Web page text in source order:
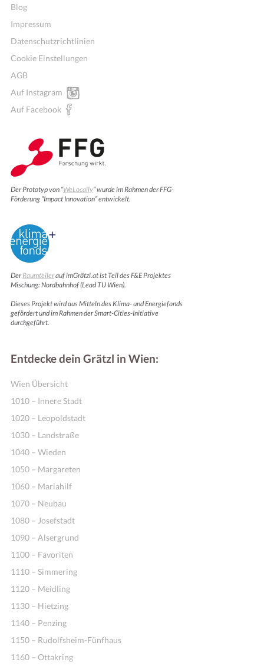
Blog
Impressum
Datenschutzrichtlinien
Cookie Einstellungen
AGB
Auf Instagram
Auf Facebook
Der Prototyp von “WeLocally” wurde im Rahmen der FFG-
Förderung “Impact Innovation” entwickelt.
DerRaumteilerauf imGrätzl.at ist Teil des F&E Projektes
Mischung: Nordbahnhof (Lead TU Wien).
Dieses Projekt wird aus Mitteln des Klima- und Energiefonds
gefördert und im Rahmen der Smart-Cities-Initiative
durchgeführt.
Entdecke dein Grätzl in Wien:
Wien Übersicht
1010 – Innere Stadt
1020 – Leopoldstadt
1030 – Landstraße
1040 – Wieden
1050 – Margareten
1060 – Mariahilf
1070 – Neubau
1080 – Josefstadt
1090 – Alsergrund
1100 – Favoriten
1110 – Simmering
1120 – Meidling
1130 – Hietzing
1140 – Penzing
1150 – Rudolfsheim-Fünfhaus
1160 – Ottakring